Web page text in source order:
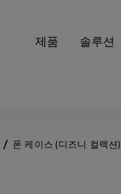
제품 솔루션
폰 케이스 (디즈니 컬렉션)